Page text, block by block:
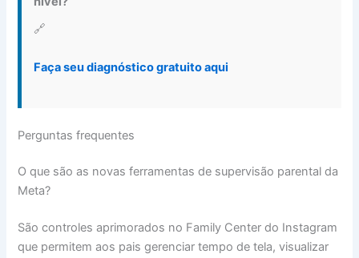
🔗
Faça seu diagnóstico gratuito aqui
Perguntas frequentes
O que são as novas ferramentas de supervisão parental da
Meta?
São controles aprimorados no Family Center do Instagram
que permitem aos pais gerenciar tempo de tela, visualizar